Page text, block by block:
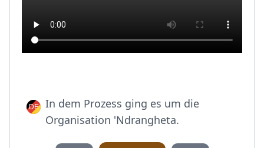
In dem Prozess ging es um die
Organisation 'Ndrangheta.